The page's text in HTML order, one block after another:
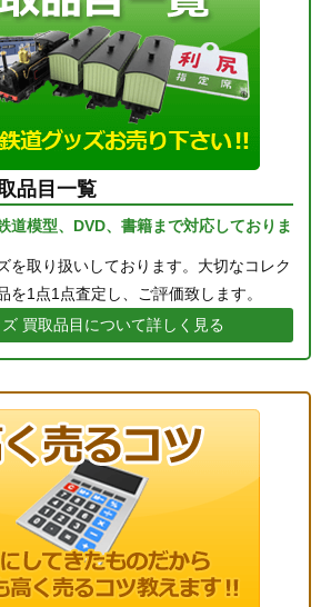
品目一覧
道模型、DVD、書籍まで対応しておりま
を取り扱いしております。大切なコレク
を1点1点査定し、ご評価致します。
買取品目について詳しく見る